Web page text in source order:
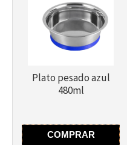
Plato pesado azul
480ml
COMPRAR